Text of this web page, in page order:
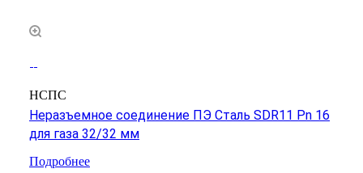
НСПС
Неразъемное соединение ПЭ Сталь SDR11 Pn 16
для газа 32/32 мм
Подробнее